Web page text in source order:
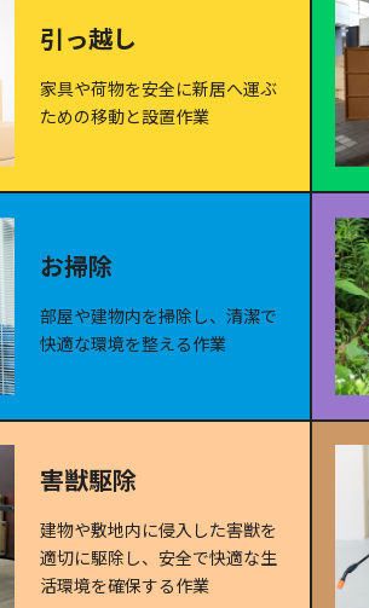
引っ越し
家具や荷物を安全に新居へ運ぶ
ための移動と設置作業
お掃除
部屋や建物内を掃除し、清潔で
快適な環境を整える作業
害獣駆除
建物や敷地内に侵入した害獣を
適切に駆除し、安全で快適な生
活環境を確保する作業